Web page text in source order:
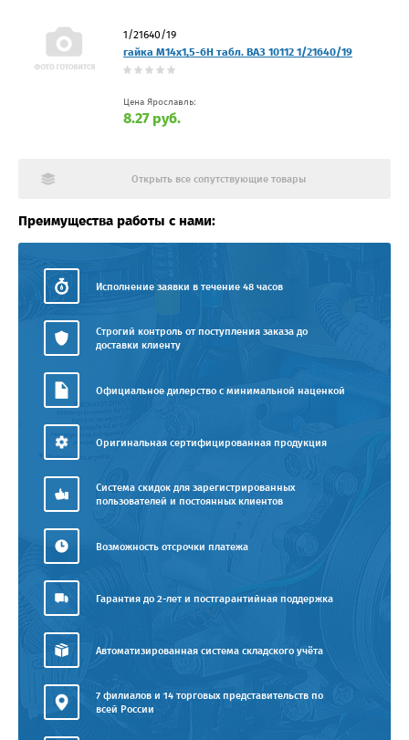
1/21640/19
гайка M14x1,5-6H табл. ВАЗ 10112 1/21640/19
Цена Ярославль:
8.27 руб.
Открыть все сопутствующие товары
Преимущества работы с нами:
Исполнение заявки в течение 48 часов
Строгий контроль от поступления заказа до
доставки клиенту
Официальное дилерство с минимальной наценкой
Оригинальная сертифицированная продукция
Система скидок для зарегистрированных
пользователей и постоянных клиентов
Возможность отсрочки платежа
Гарантия до 2-лет и постгарантийная поддержка
Автоматизированная система складского учёта
7 филиалов и 14 торговых представительств по
всей России